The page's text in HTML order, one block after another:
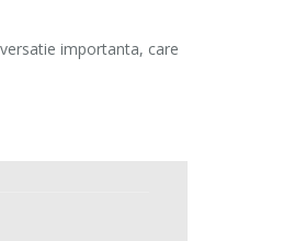
importanta, care